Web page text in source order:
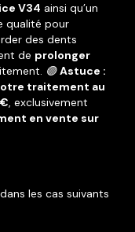
V34 ainsi qu’un
qualité pour
des dents
de prolonger
🟣Astuce :
traitement au
, exclusivement
en vente sur
dans les cas suivants